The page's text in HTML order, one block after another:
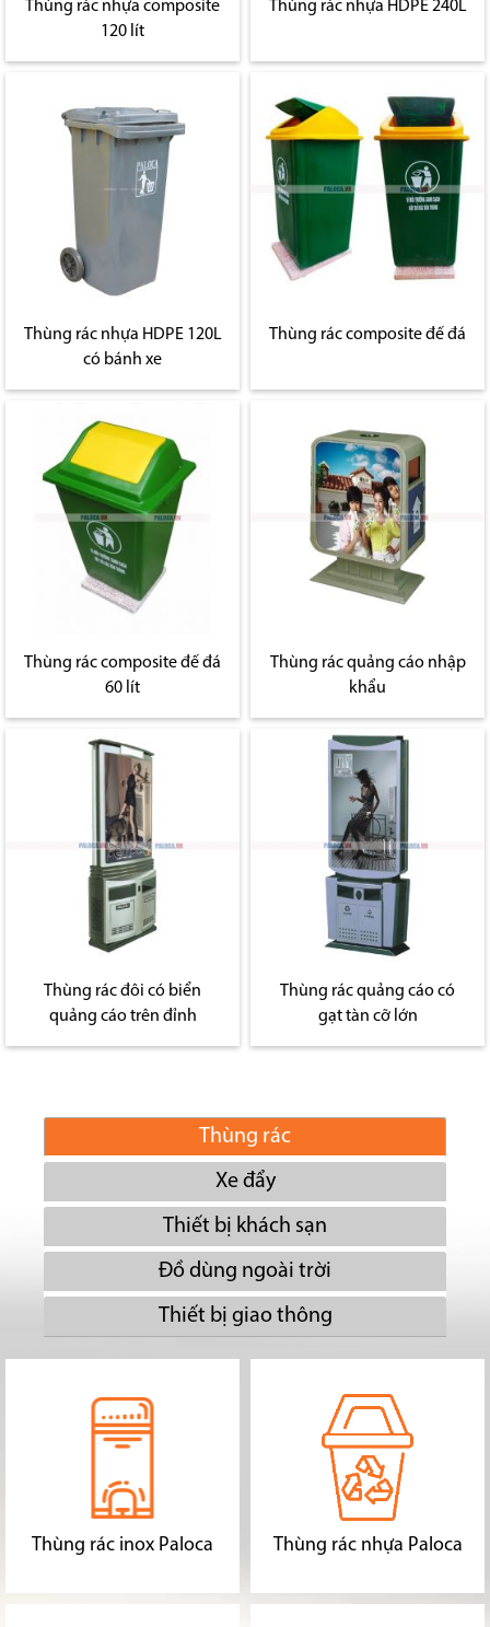
Thùng rác nhựa composite
120 lít
Thùng rác nhựa HDPE 240L
Thùng rác nhựa HDPE 120L
có bánh xe
Thùng rác composite đế đá
Thùng rác composite đế đá
60 lít
Thùng rác quảng cáo nhập
khẩu
Thùng rác đôi có biển
quảng cáo trên đỉnh
Thùng rác quảng cáo có
gạt tàn cỡ lớn
Thùng rác
Xe đẩy
Thiết bị khách sạn
Đồ dùng ngoài trời
Thiết bị giao thông
Thùng rác inox Paloca Thùng rác nhựa Paloca